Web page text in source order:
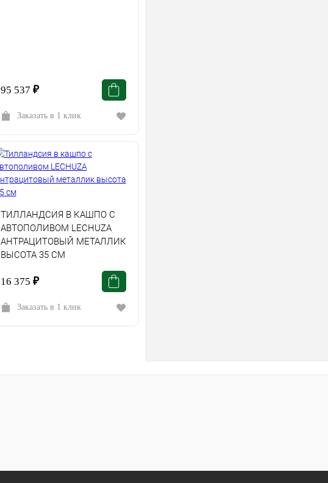
95 537 ₽
Заказать в 1 клик
ТИЛЛАНДСИЯ В КАШПО С
АВТОПОЛИВОМ LECHUZA
АНТРАЦИТОВЫЙ МЕТАЛЛИК
ВЫСОТА 35 СМ
16 375 ₽
Заказать в 1 клик